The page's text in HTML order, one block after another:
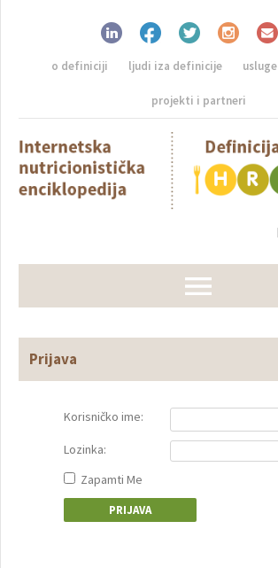
o definiciji ljudi iza definicije usluge
projekti i partneri
Prijava
Korisničko ime:
Lozinka:
Zapamti Me